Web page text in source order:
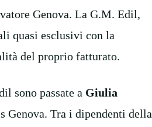
Genova. La G.M. Edil,
quasi esclusivi con la
del proprio fatturato.
sono passate a Giulia
Genova. Tra i dipendenti della